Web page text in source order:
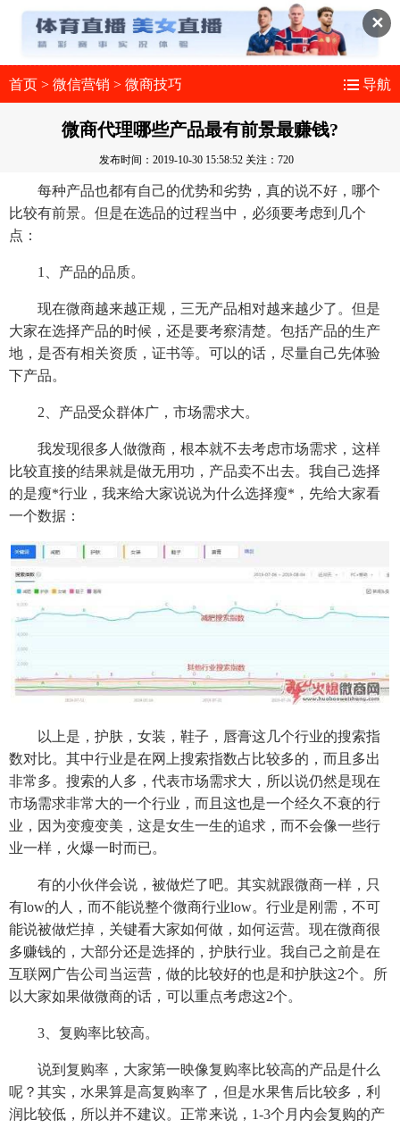
✕
首页 > 微信营销 > 微商技巧 导航
微商代理哪些产品最有前景最赚钱?
发布时间：2019-10-30 15:58:52 关注：720
每种产品也都有自己的优势和劣势，真的说不好，哪个
比较有前景。但是在选品的过程当中，必须要考虑到几个
点：
1、产品的品质。
现在微商越来越正规，三无产品相对越来越少了。但是
大家在选择产品的时候，还是要考察清楚。包括产品的生产
地，是否有相关资质，证书等。可以的话，尽量自己先体验
下产品。
2、产品受众群体广，市场需求大。
我发现很多人做微商，根本就不去考虑市场需求，这样
比较直接的结果就是做无用功，产品卖不出去。我自己选择
的是瘦*行业，我来给大家说说为什么选择瘦*，先给大家看
一个数据：
以上是，护肤，女装，鞋子，唇膏这几个行业的搜索指
数对比。其中行业是在网上搜索指数占比较多的，而且多出
非常多。搜索的人多，代表市场需求大，所以说仍然是现在
市场需求非常大的一个行业，而且这也是一个经久不衰的行
业，因为变瘦变美，这是女生一生的追求，而不会像一些行
业一样，火爆一时而已。
有的小伙伴会说，被做烂了吧。其实就跟微商一样，只
有low的人，而不能说整个微商行业low。行业是刚需，不可
能说被做烂掉，关键看大家如何做，如何运营。现在微商很
多赚钱的，大部分还是选择的，护肤行业。我自己之前是在
互联网广告公司当运营，做的比较好的也是和护肤这2个。所
以大家如果做微商的话，可以重点考虑这2个。
3、复购率比较高。
说到复购率，大家第一映像复购率比较高的产品是什么
呢？其实，水果算是高复购率了，但是水果售后比较多，利
润比较低，所以并不建议。正常来说，1-3个月内会复购的产